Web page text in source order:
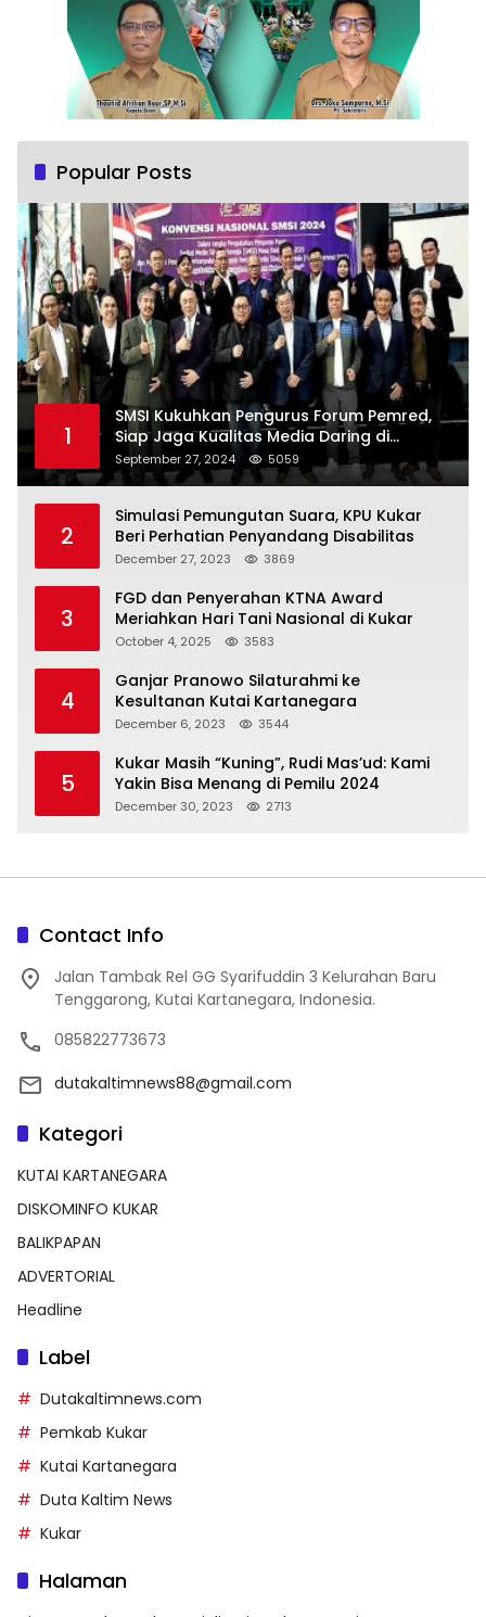
Popular Posts
1
SMSI Kukuhkan Pengurus Forum Pemred,
Siap Jaga Kualitas Media Daring di
Indonesia
September 27, 2024 5059
2
Simulasi Pemungutan Suara, KPU Kukar
Beri Perhatian Penyandang Disabilitas
December 27, 2023 3869
3
FGD dan Penyerahan KTNA Award
Meriahkan Hari Tani Nasional di Kukar
October 4, 2025 3583
4
Ganjar Pranowo Silaturahmi ke
Kesultanan Kutai Kartanegara
December 6, 2023 3544
5
Kukar Masih “Kuning”, Rudi Mas’ud: Kami
Yakin Bisa Menang di Pemilu 2024
December 30, 2023 2713
Contact Info
Jalan Tambak Rel GG Syarifuddin 3 Kelurahan Baru
Tenggarong, Kutai Kartanegara, Indonesia.
085822773673
dutakaltimnews88@gmail.com
Kategori
KUTAI KARTANEGARA
DISKOMINFO KUKAR
BALIKPAPAN
ADVERTORIAL
Headline
Label
Dutakaltimnews.com
Pemkab Kukar
Kutai Kartanegara
Duta Kaltim News
Kukar
Halaman